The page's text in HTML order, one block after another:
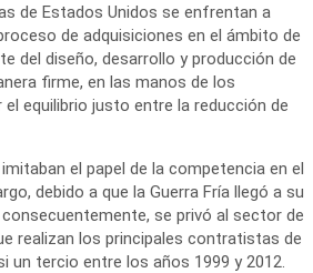
de Estados Unidos se enfrentan a
de adquisiciones en el ámbito de
del diseño, desarrollo y producción de
firme, en las manos de los
equilibrio justo entre la reducción de
el papel de la competencia en el
debido a que la Guerra Fría llegó a su
se privó al sector de
realizan los principales contratistas de
tercio entre los años 1999 y 2012.